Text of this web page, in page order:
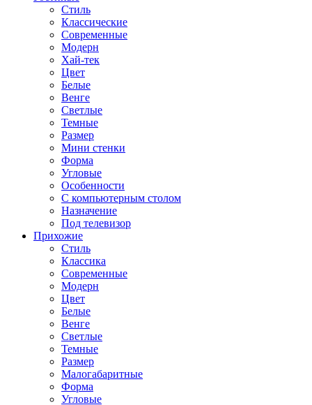
Стиль
Классические
Современные
Модерн
Хай-тек
Цвет
Белые
Венге
Светлые
Темные
Размер
Мини стенки
Форма
Угловые
Особенности
С компьютерным столом
Назначение
Под телевизор
Прихожие
Стиль
Классика
Современные
Модерн
Цвет
Белые
Венге
Светлые
Темные
Размер
Малогабаритные
Форма
Угловые